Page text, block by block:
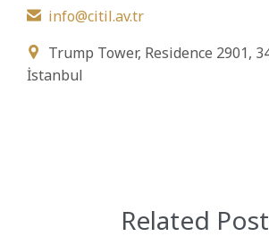
 info@citil.av.tr

Trump Tower, Residence 2901,
İstanbul
Related